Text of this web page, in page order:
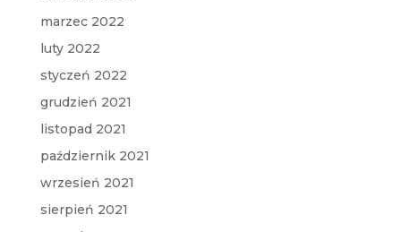
marzec 2022
luty 2022
styczeń 2022
grudzień 2021
listopad 2021
październik 2021
wrzesień 2021
sierpień 2021